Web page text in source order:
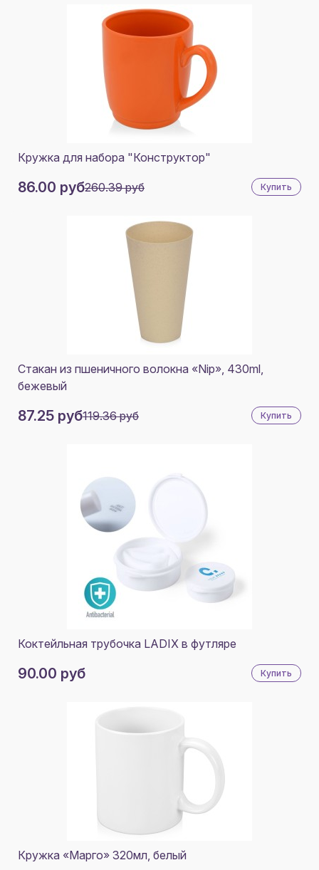
Кружка для набора "Конструктор"
86.00 руб260.39 руб Купить
Стакан из пшеничного волокна «Nip», 430ml,
бежевый
87.25 руб119.36 руб Купить
Коктейльная трубочка LADIX в футляре
90.00 руб Купить
Кружка «Марго» 320мл, белый